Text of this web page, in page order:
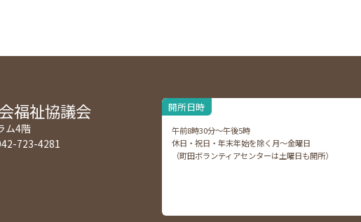
福祉協議会
ム4階
723-4281
開所日時
午前8時30分～午後5時
休日・祝日・年末年始を除く月～金曜日
（町田ボランティアセンターは土曜日も開所）